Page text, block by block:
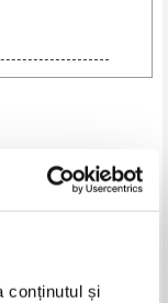
conținutul și